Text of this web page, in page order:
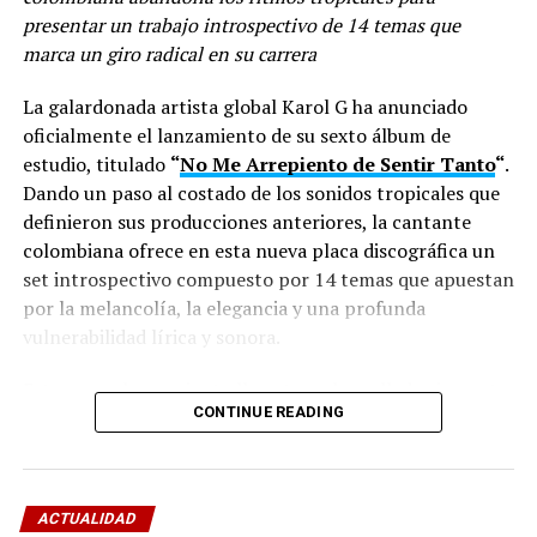
Equipo de prensa: Jhoan Meléndez@jhoandro__
Leonardo García Gudiño@leogarciagud .
Periodistas de Publinsite y PublinMagazine, nuestras
páginas web: https://publinsite.com/
https://publinmagazine.com/Instagram:
@PublinMagaziney @publinsite
presentar un trabajo introspectivo de 14 temas que
marca un giro radical en su carrera
La galardonada artista global Karol G ha anunciado
oficialmente el lanzamiento de su sexto álbum de
estudio, titulado “No Me Arrepiento de Sentir Tanto“.
Dando un paso al costado de los sonidos tropicales que
definieron sus producciones anteriores, la cantante
colombiana ofrece en esta nueva placa discográfica un
set introspectivo compuesto por 14 temas que apuestan
por la melancolía, la elegancia y una profunda
vulnerabilidad lírica y sonora.
Este nuevo lanzamiento llega tras el arrollador impacto
comercial y mediático de su antecesor,
hacia atmósferas más pausadas e intimistas ha tomado
por sorpresa a la industria musical y a sus seguidores en
CONTINUE READING
ACTUALIDAD